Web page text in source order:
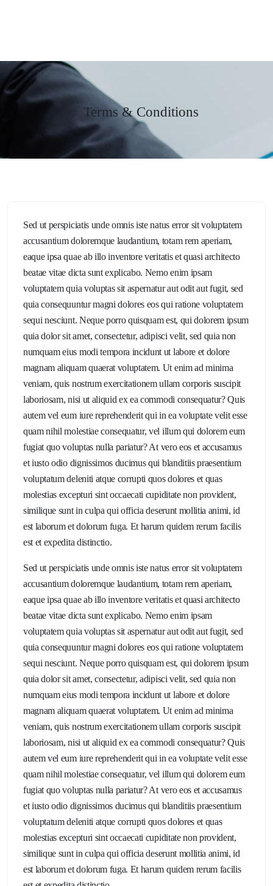
Terms & Conditions
Sed ut perspiciatis unde omnis iste natus error sit voluptatem
accusantium doloremque laudantium, totam rem aperiam,
eaque ipsa quae ab illo inventore veritatis et quasi architecto
beatae vitae dicta sunt explicabo. Nemo enim ipsam
voluptatem quia voluptas sit aspernatur aut odit aut fugit, sed
quia consequuntur magni dolores eos qui ratione voluptatem
sequi nesciunt. Neque porro quisquam est, qui dolorem ipsum
quia dolor sit amet, consectetur, adipisci velit, sed quia non
numquam eius modi tempora incidunt ut labore et dolore
magnam aliquam quaerat voluptatem. Ut enim ad minima
veniam, quis nostrum exercitationem ullam corporis suscipit
laboriosam, nisi ut aliquid ex ea commodi consequatur? Quis
autem vel eum iure reprehenderit qui in ea voluptate velit esse
quam nihil molestiae consequatur, vel illum qui dolorem eum
fugiat quo voluptas nulla pariatur? At vero eos et accusamus
et iusto odio dignissimos ducimus qui blanditiis praesentium
voluptatum deleniti atque corrupti quos dolores et quas
molestias excepturi sint occaecati cupiditate non provident,
similique sunt in culpa qui officia deserunt mollitia animi, id
est laborum et dolorum fuga. Et harum quidem rerum facilis
est et expedita distinctio.
Sed ut perspiciatis unde omnis iste natus error sit voluptatem
accusantium doloremque laudantium, totam rem aperiam,
eaque ipsa quae ab illo inventore veritatis et quasi architecto
beatae vitae dicta sunt explicabo. Nemo enim ipsam
voluptatem quia voluptas sit aspernatur aut odit aut fugit, sed
quia consequuntur magni dolores eos qui ratione voluptatem
sequi nesciunt. Neque porro quisquam est, qui dolorem ipsum
quia dolor sit amet, consectetur, adipisci velit, sed quia non
numquam eius modi tempora incidunt ut labore et dolore
magnam aliquam quaerat voluptatem. Ut enim ad minima
veniam, quis nostrum exercitationem ullam corporis suscipit
laboriosam, nisi ut aliquid ex ea commodi consequatur? Quis
autem vel eum iure reprehenderit qui in ea voluptate velit esse
quam nihil molestiae consequatur, vel illum qui dolorem eum
fugiat quo voluptas nulla pariatur? At vero eos et accusamus
et iusto odio dignissimos ducimus qui blanditiis praesentium
voluptatum deleniti atque corrupti quos dolores et quas
molestias excepturi sint occaecati cupiditate non provident,
similique sunt in culpa qui officia deserunt mollitia animi, id
est laborum et dolorum fuga. Et harum quidem rerum facilis